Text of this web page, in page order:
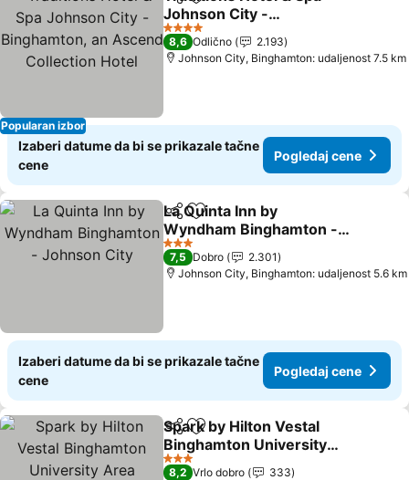
Popularan izbor
Deli Dodati u favorite
Johnson City -
Binghamton, an Ascend
Collection Hotel
4 Zvezdice
8,6 Odlično
2.193
Johnson City, Binghamton: udaljenost 7.5 km
Izaberi datume da bi se prikazale tačne
cene
Pogledaj cene
Deli Dodati u favorite
La Quinta Inn by
Wyndham Binghamton -
Johnson City
3 Zvezdice
7,5 Dobro
2.301
Johnson City, Binghamton: udaljenost 5.6 km
Izaberi datume da bi se prikazale tačne
cene
Pogledaj cene
Deli Dodati u favorite
Spark by Hilton Vestal
Binghamton University
Area
3 Zvezdice
8,2 Vrlo dobro
333